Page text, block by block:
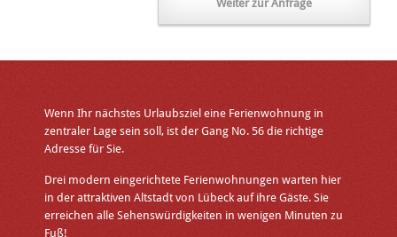
Wenn Ihr nächstes Urlaubsziel eine Ferienwohnung in
zentraler Lage sein soll, ist der Gang No. 56 die richtige
Adresse für Sie.
Drei modern eingerichtete Ferienwohnungen warten hier
in der attraktiven Altstadt von Lübeck auf ihre Gäste. Sie
erreichen alle Sehenswürdigkeiten in wenigen Minuten zu
Fuß!